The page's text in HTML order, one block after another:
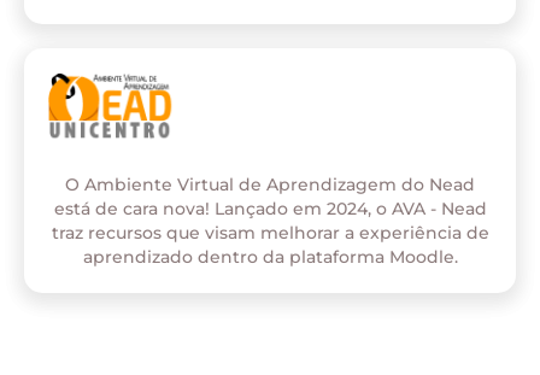
O Ambiente Virtual de Aprendizagem do Nead
está de cara nova! Lançado em 2024, o AVA - Nead
traz recursos que visam melhorar a experiência de
aprendizado dentro da plataforma Moodle.